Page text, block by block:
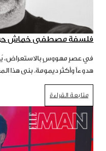
فلسفة مصطفى خماش حول
في عصرٍ مهووسٍ
هدوءاً وأكثر ديمومة. بنى هذا
متابعة القراءة